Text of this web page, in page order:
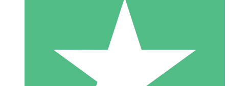
Paquetes de Créditos Individuales
Paga según el uso con créditos de descarga. Sin compromiso